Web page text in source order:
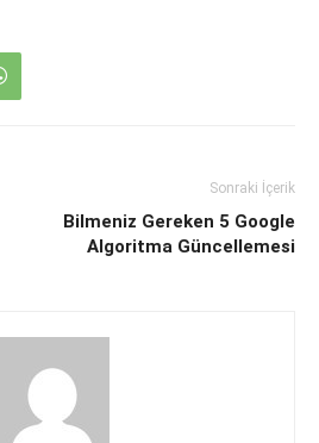
Sonraki İçerik
Bilmeniz Gereken 5 Google
Algoritma Güncellemesi